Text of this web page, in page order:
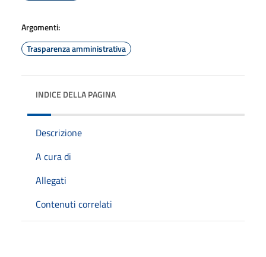
Argomenti:
Trasparenza amministrativa
INDICE DELLA PAGINA
Descrizione
A cura di
Allegati
Contenuti correlati